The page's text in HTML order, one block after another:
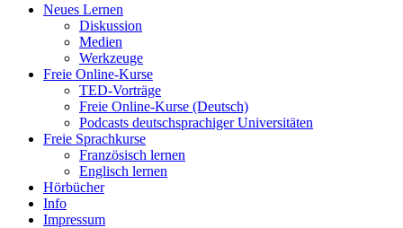
Neues Lernen
Diskussion
Medien
Werkzeuge
Freie Online-Kurse
TED-Vorträge
Freie Online-Kurse (Deutsch)
Podcasts deutschsprachiger Universitäten
Freie Sprachkurse
Französisch lernen
Englisch lernen
Hörbücher
Info
Impressum